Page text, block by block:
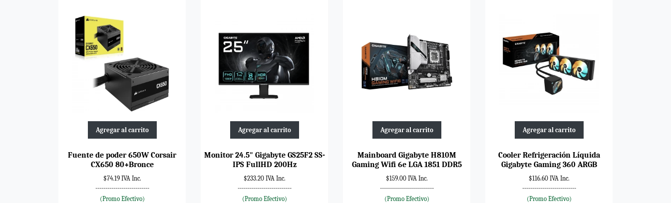
Agregar al carrito
Fuente de poder 650W Corsair
CX650 80+Bronce
$74.19 IVA Inc.
---------------------------
(Promo Efectivo)
Agregar al carrito
Monitor 24.5" Gigabyte GS25F2 SS-
IPS FullHD 200Hz
$233.20 IVA Inc.
---------------------------
(Promo Efectivo)
Agregar al carrito
Mainboard Gigabyte H810M
Gaming Wifi 6e LGA 1851 DDR5
$159.00 IVA Inc.
---------------------------
(Promo Efectivo)
Agregar al carrito
Cooler Refrigeración Líquida
Gigabyte Gaming 360 ARGB
$116.60 IVA Inc.
---------------------------
(Promo Efectivo)